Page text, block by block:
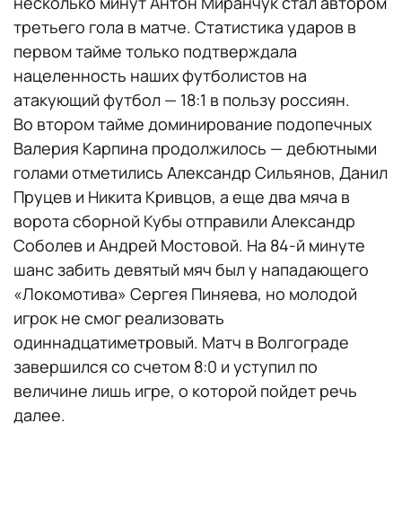
третьего гола в матче. Статистика ударов в
первом тайме только подтверждала
нацеленность наших футболистов на
атакующий футбол — 18:1 в пользу россиян.
Во втором тайме доминирование подопечных
Валерия Карпина продолжилось — дебютными
голами отметились Александр Сильянов, Данил
Пруцев и Никита Кривцов, а еще два мяча в
ворота сборной Кубы отправили Александр
Соболев и Андрей Мостовой. На 84-й минуте
шанс забить девятый мяч был у нападающего
«Локомотива» Сергея Пиняева, но молодой
игрок не смог реализовать
одиннадцатиметровый. Матч в Волгограде
завершился со счетом 8:0 и уступил по
величине лишь игре, о которой пойдет речь
далее.